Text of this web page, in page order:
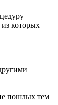
которых
пошлых тем